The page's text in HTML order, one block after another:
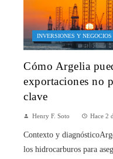
INVERSIONES Y NEGOCIOS
Cómo Argelia
exportaciones no
clave
Henry F. Soto Hace 2
Contexto y
los hidrocarburos para